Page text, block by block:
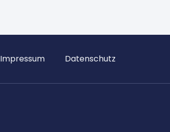
Impressum Datenschutz